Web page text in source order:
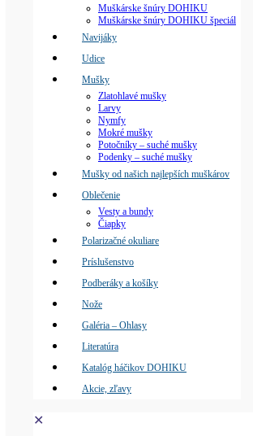
Muškárske šnúry DOHIKU
Muškárske šnúry DOHIKU špeciál
Navijáky
Udice
Mušky
Zlatohlavé mušky
Larvy
Nymfy
Mokré mušky
Potočníky – suché mušky
Podenky – suché mušky
Mušky od našich najlepších muškárov
Oblečenie
Vesty a bundy
Čiapky
Polarizačné okuliare
Príslušenstvo
Podberáky a košíky
Nože
Galéria – Ohlasy
Literatúra
Katalóg háčikov DOHIKU
Akcie, zľavy
✕